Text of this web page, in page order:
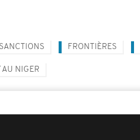
SANCTIONS FRONTIÈRES
AU NIGER